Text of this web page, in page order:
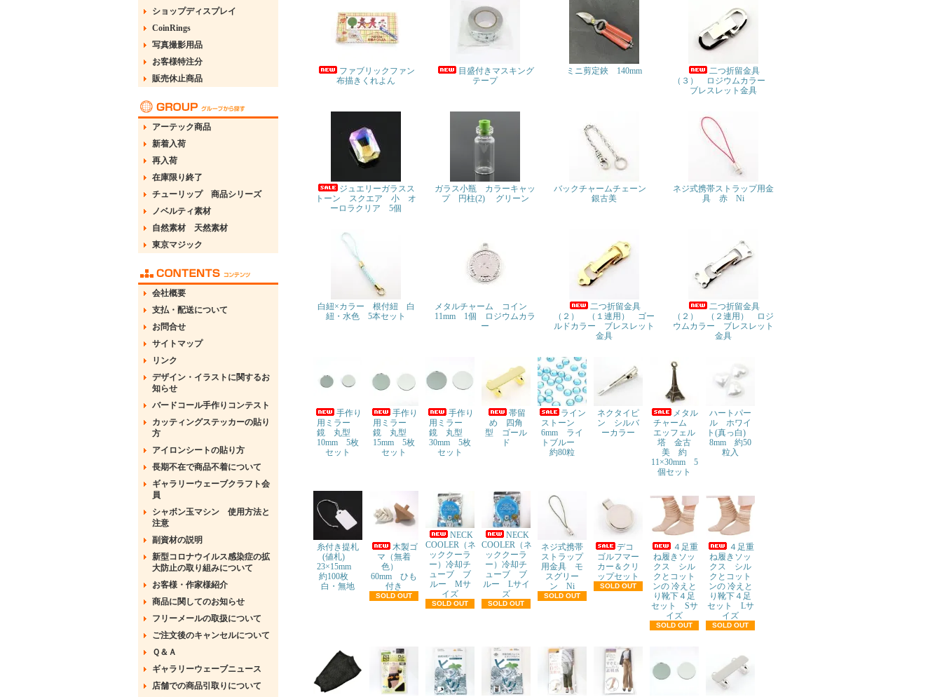
ショップディスプレイ
CoinRings
写真撮影用品
お客様特注分
販売休止商品
アーテック商品
新着入荷
再入荷
在庫限り終了
チューリップ 商品シリーズ
ノベルティ素材
自然素材 天然素材
東京マジック
会社概要
支払・配送について
お問合せ
サイトマップ
リンク
デザイン・イラストに関するお
知らせ
バードコール手作りコンテスト
カッティングステッカーの貼り
方
アイロンシートの貼り方
長期不在で商品不着について
ギャラリーウェーブクラフト会
員
シャボン玉マシン 使用方法と
注意
副資材の説明
新型コロナウイルス感染症の拡
大防止の取り組みについて
お客様・作家様紹介
商品に関してのお知らせ
フリーメールの取扱について
ご注文後のキャンセルについて
Ｑ＆Ａ
ギャラリーウェーブニュース
店舗での商品引取りについて
ファブリックファン
布描きくれよん
目盛付きマスキング
テープ
ミニ剪定鋏 140mm
二つ折留金具
（３） ロジウムカラー
ブレスレット金具
ジュエリーガラスス
トーン スクエア 小 オ
ーロラクリア 5個
ガラス小瓶 カラーキャッ
プ 円柱(2) グリーン
バックチャームチェーン
銀古美
ネジ式携帯ストラップ用金
具 赤 Ni
白紐×カラー 根付紐 白
紐・水色 5本セット
メタルチャーム コイン
11mm 1個 ロジウムカラ
ー
二つ折留金具
（２） （１連用） ゴー
ルドカラー ブレスレット
金具
二つ折留金具
（２） （２連用） ロジ
ウムカラー ブレスレット
金具
手作り
用ミラー
鏡 丸型
10mm 5枚
セット
手作り
用ミラー
鏡 丸型
15mm 5枚
セット
手作り
用ミラー
鏡 丸型
30mm 5枚
セット
帯留
め 四角
型 ゴール
ド
ライン
ストーン
6mm ライ
トブルー
約80粒
ネクタイピ
ン シルバ
ーカラー
メタル
チャーム
エッフェル
塔 金古
美 約
11×30mm 5
個セット
ハートパー
ル ホワイ
ト(真っ白)
8mm 約50
粒入
糸付き提札
(値札)
23×15mm
約100枚
白・無地
木製ゴ
マ（無着
色）
60mm ひも
付き
SOLD OUT
NECK
COOLER（ネ
ッククーラ
ー）冷却チ
ューブ ブ
ルー Mサ
イズ
SOLD OUT
NECK
COOLER（ネ
ッククーラ
ー）冷却チ
ューブ ブ
ルー Lサイ
ズ
SOLD OUT
ネジ式携帯
ストラップ
用金具 モ
スグリー
ン Ni
SOLD OUT
デコ
ゴルフマー
カー＆クリ
ップセット
SOLD OUT
４足重
ね履きソッ
クス シル
クとコット
ンの 冷えと
り靴下４足
セット Sサ
イズ
SOLD OUT
４足重
ね履きソッ
クス シル
クとコット
ンの 冷えと
り靴下４足
セット Lサ
イズ
SOLD OUT